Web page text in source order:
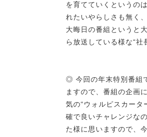
を育てていくというの
れたいやらしさも無く
大晦日の番組というと
ら放送している様な“社
◎ 今回の年末特別番組
ますので、番組の企画
気の“ウォルピスカータ
確で良いチャレンジな
た様に思いますので、